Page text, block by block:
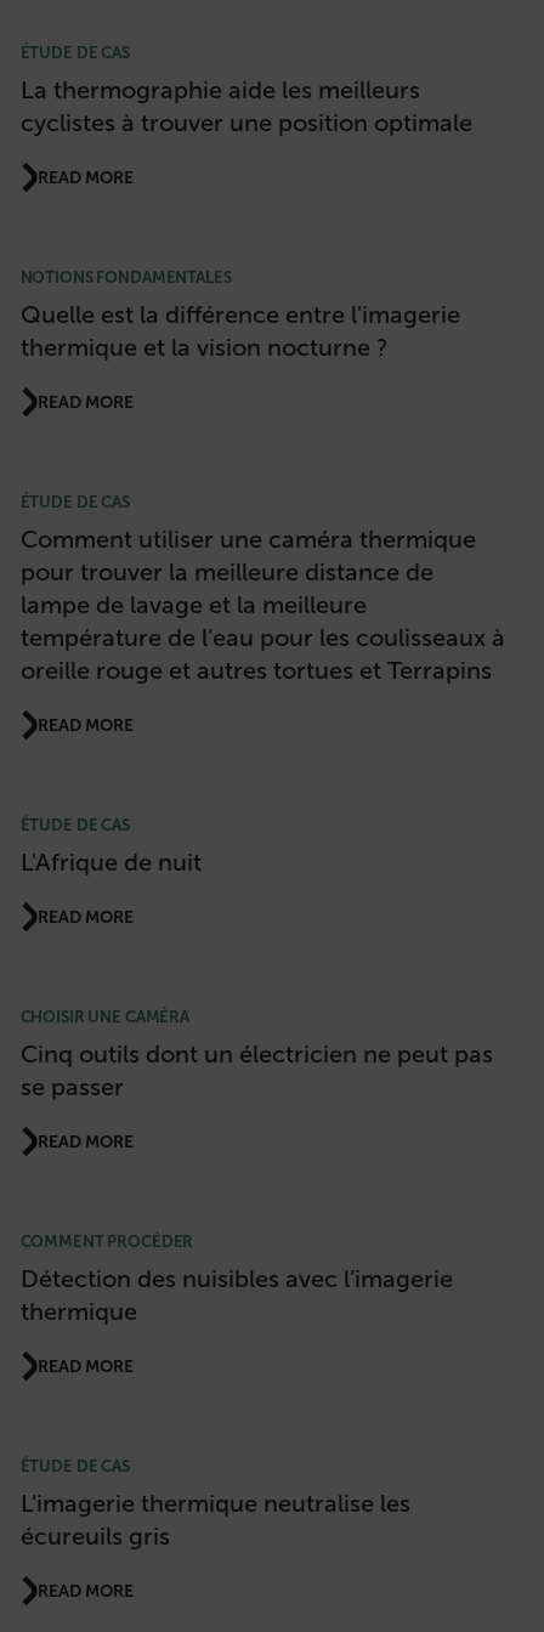
ÉTUDE DE CAS
La thermographie aide les meilleurs
cyclistes à trouver une position optimale
READ MORE
NOTIONS FONDAMENTALES
Quelle est la différence entre l'imagerie
thermique et la vision nocturne ?
READ MORE
ÉTUDE DE CAS
Comment utiliser une caméra thermique
pour trouver la meilleure distance de
lampe de lavage et la meilleure
température de l’eau pour les coulisseaux à
oreille rouge et autres tortues et Terrapins
READ MORE
ÉTUDE DE CAS
L'Afrique de nuit
READ MORE
CHOISIR UNE CAMÉRA
Cinq outils dont un électricien ne peut pas
se passer
READ MORE
COMMENT PROCÉDER
Détection des nuisibles avec l’imagerie
thermique
READ MORE
ÉTUDE DE CAS
L'imagerie thermique neutralise les
écureuils gris
READ MORE